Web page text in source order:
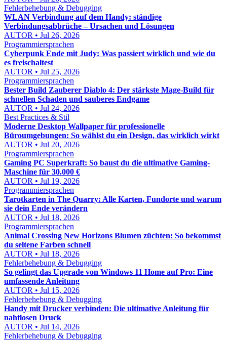
Fehlerbehebung & Debugging
WLAN Verbindung auf dem Handy: ständige
Verbindungsabbrüche – Ursachen und Lösungen
AUTOR • Jul 26, 2026
Programmiersprachen
Cyberpunk Ende mit Judy: Was passiert wirklich und wie du
es freischaltest
AUTOR • Jul 25, 2026
Programmiersprachen
Bester Build Zauberer Diablo 4: Der stärkste Mage-Build für
schnellen Schaden und sauberes Endgame
AUTOR • Jul 24, 2026
Best Practices & Stil
Moderne Desktop Wallpaper für professionelle
Büroumgebungen: So wählst du ein Design, das wirklich wirkt
AUTOR • Jul 20, 2026
Programmiersprachen
Gaming PC Superkraft: So baust du die ultimative Gaming-
Maschine für 30.000 €
AUTOR • Jul 19, 2026
Programmiersprachen
Tarotkarten in The Quarry: Alle Karten, Fundorte und warum
sie dein Ende verändern
AUTOR • Jul 18, 2026
Programmiersprachen
Animal Crossing New Horizons Blumen züchten: So bekommst
du seltene Farben schnell
AUTOR • Jul 18, 2026
Fehlerbehebung & Debugging
So gelingt das Upgrade von Windows 11 Home auf Pro: Eine
umfassende Anleitung
AUTOR • Jul 15, 2026
Fehlerbehebung & Debugging
Handy mit Drucker verbinden: Die ultimative Anleitung für
nahtlosen Druck
AUTOR • Jul 14, 2026
Fehlerbehebung & Debugging